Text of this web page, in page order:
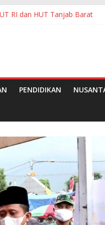
RI dan HUT Tanjab Barat
Tanda Tanya Besar
PENDIDIKAN